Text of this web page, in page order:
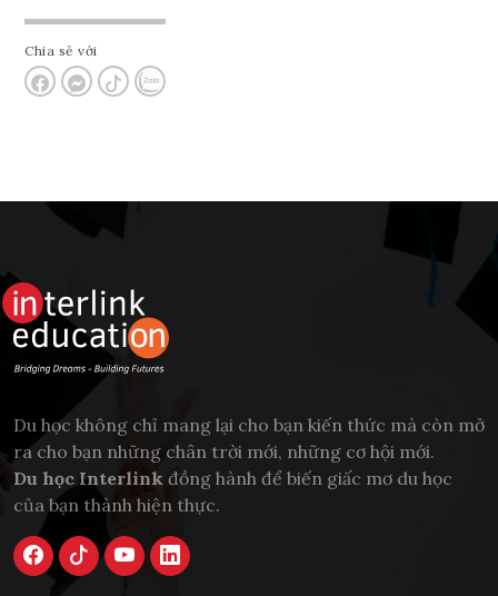
Chia sẻ với
Du học không chỉ mang lại cho bạn kiến thức mà còn mở
ra cho bạn những chân trời mới, những cơ hội mới.
Du học Interlink đồng hành để biến giấc mơ du học
của bạn thành hiện thực.